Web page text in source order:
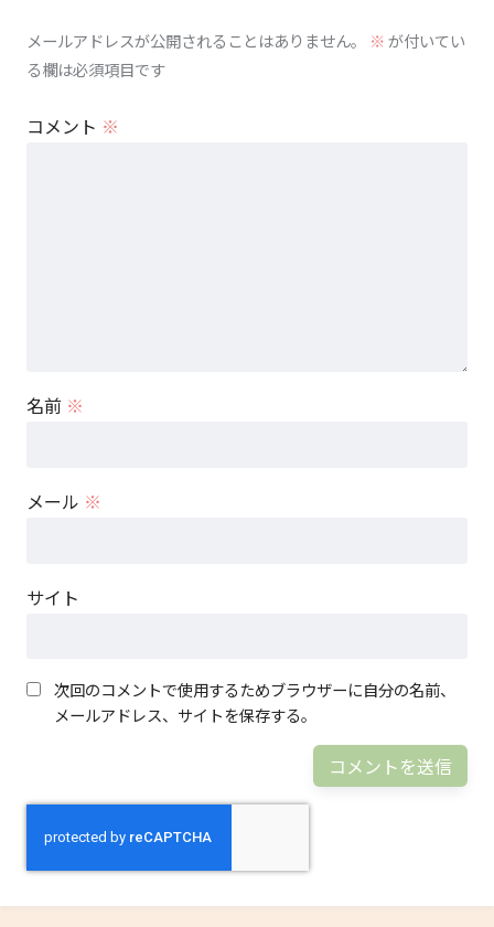
メールアドレスが公開されることはありません。 ※が付いてい
る欄は必須項目です
コメント ※
名前 ※
メール ※
サイト
次回のコメントで使用するためブラウザーに自分の名前、
メールアドレス、サイトを保存する。